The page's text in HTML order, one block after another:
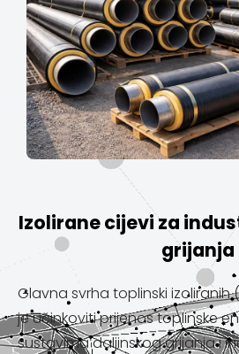
Izolirane cijevi za
grijanja
Glavna svrha toplinski izoliranih
je učinkoviti prijenos toplinske
sustavima daljinskog grijanja i